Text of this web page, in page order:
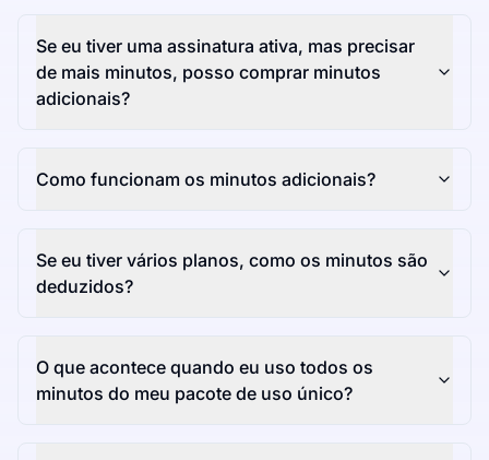
Se eu tiver uma assinatura ativa, mas precisar
de mais minutos, posso comprar minutos
adicionais?
Como funcionam os minutos adicionais?
Se eu tiver vários planos, como os minutos são
deduzidos?
O que acontece quando eu uso todos os
minutos do meu pacote de uso único?